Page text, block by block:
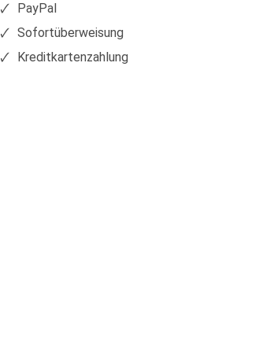
PayPal
Sofortüberweisung
Kreditkartenzahlung